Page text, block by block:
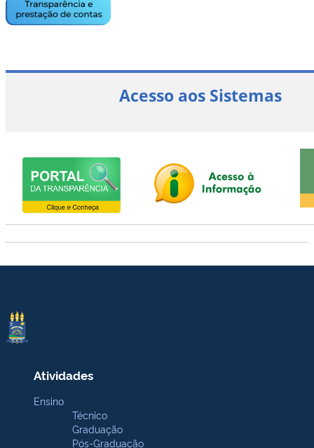
Acesso aos Sistemas
Atividades
Ensino
Técnico
Graduação
Pós-Graduação